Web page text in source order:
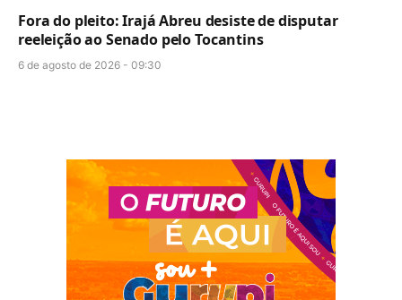
Fora do pleito: Irajá Abreu desiste de disputar
reeleição ao Senado pelo Tocantins
6 de agosto de 2026 - 09:30